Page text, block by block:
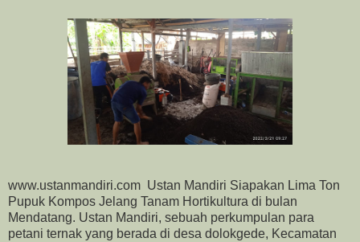
www.ustanmandiri.com Ustan Mandiri Siapakan Lima Ton
Pupuk Kompos Jelang Tanam Hortikultura di bulan
Mendatang. Ustan Mandiri, sebuah perkumpulan para
petani ternak yang berada di desa dolokgede, Kecamatan